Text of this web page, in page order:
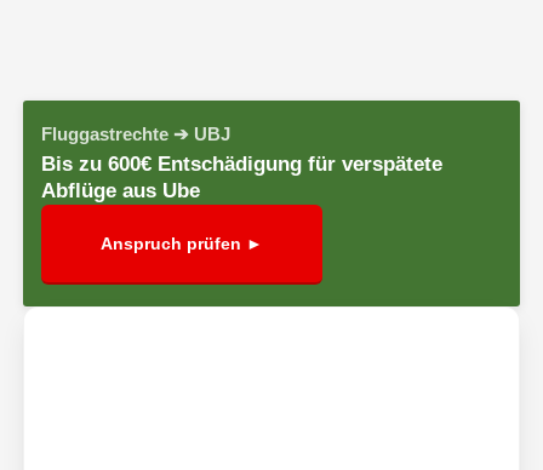
Fluggastrechte ➔ UBJ
Bis zu 600€ Entschädigung für verspätete
Abflüge aus Ube
Anspruch prüfen ►